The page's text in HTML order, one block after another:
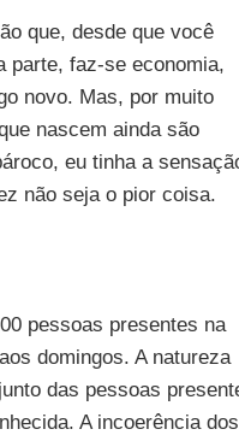
que, desde que você
parte, faz-se economia,
novo. Mas, por muito
nascem ainda são
eu tinha a
não seja o pior coisa.
pessoas presentes na
domingos. A natureza
das pessoas
A incoerência dos